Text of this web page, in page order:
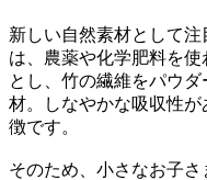
新しい自然素材として
は、農薬や化学肥料を
とし、竹の繊維をパウ
材。しなやかな吸収性
徴です。
そのため、小さなお子